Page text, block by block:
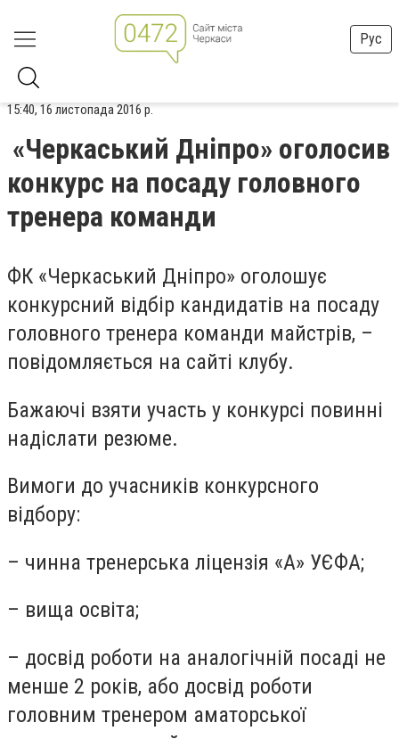
Рус
15:40, 16 листопада 2016 р.
«Черкаський Дніпро» оголосив
конкурс на посаду головного
тренера команди
ФК «Черкаський Дніпро» оголошує
конкурсний відбір кандидатів на посаду
головного тренера команди майстрів, –
повідомляється на сайті клубу.
Бажаючі взяти участь у конкурсі повинні
надіслати резюме.
Вимоги до учасників конкурсного
відбору:
– чинна тренерська ліцензія «А» УЄФА;
– вища освіта;
– досвід роботи на аналогічній посаді не
менше 2 років, або досвід роботи
головним тренером аматорської